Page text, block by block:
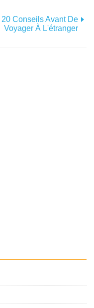
20 Conseils Avant De
Voyager À L'étranger